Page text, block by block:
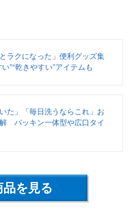
ラクになった」便利グッズ集
”“乾きやすい”アイテムも
た」「毎日洗うならこれ」お
パッキン一体型や広口タイ
を見る